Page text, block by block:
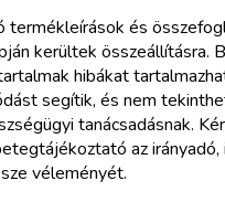
termékleírások és
kerültek összeállításra.
hibákat
segítik, és nem
tanácsadásnak.
az
véleményét.